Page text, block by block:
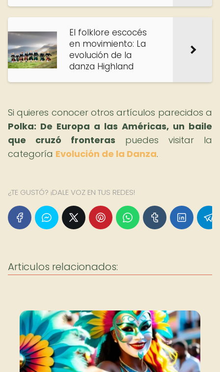
El folklore escocés
en movimiento: La
evolución de la
danza Highland
Si quieres conocer otros artículos parecidos a
Polka: De Europa a las Américas, un baile
que cruzó fronteras puedes visitar la
categoría Evolución de la Danza.
¿TE GUSTÓ? ¡DALE VOZ EN TUS REDES!
Articulos relacionados: